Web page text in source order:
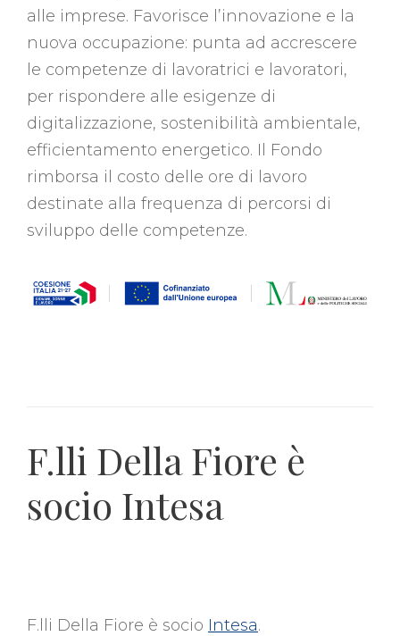
alle imprese. Favorisce l’innovazione e la
nuova occupazione: punta ad accrescere
le competenze di lavoratrici e lavoratori,
per rispondere alle esigenze di
digitalizzazione, sostenibilità ambientale,
efficientamento energetico. Il Fondo
rimborsa il costo delle ore di lavoro
destinate alla frequenza di percorsi di
sviluppo delle competenze.
F.lli Della Fiore è
socio Intesa
F.lli Della Fiore è socio Intesa.